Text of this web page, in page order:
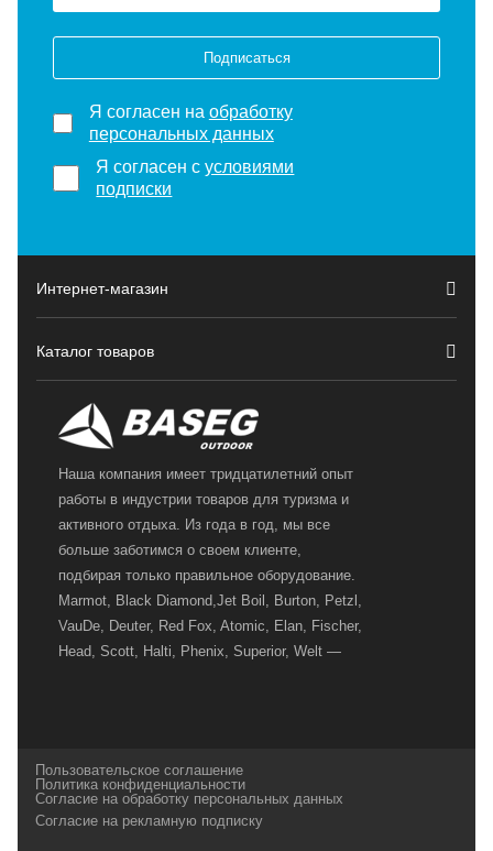
Подписаться
Я согласен на обработку
персональных данных
Я согласен сусловиями
подписки
Интернет-магазин
Каталог товаров
Наша компания имеет тридцатилетний опыт
работы в индустрии товаров для туризма и
активного отдыха. Из года в год, мы все
больше заботимся о своем клиенте,
подбирая только правильное оборудование.
Marmot, Black Diamond,Jet Boil, Burton, Petzl,
VauDe, Deuter, Red Fox, Atomic, Elan, Fischer,
Head, Scott, Halti, Phenix, Superior, Welt —
и взыскательных путешественников,
спортсменов и отдыхающих.
Пользовательское соглашение
Политика конфиденциальности
Согласие на обработку персональных данных
Согласие на рекламную подписку